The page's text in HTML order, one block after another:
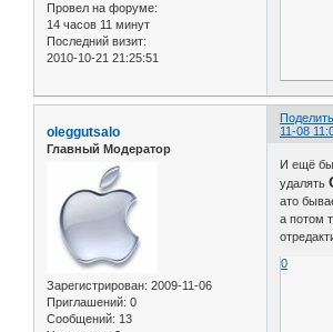
Провел на форуме:
14 часов 11 минут
Последний визит:
2010-10-21 21:25:51
11-08
oleggutsalo
Главный Модератор
Зарегистрирован: 2009-11-06
Приглашений: 0
Сообщений: 13
И ещё
удалять
ато
а потом
0